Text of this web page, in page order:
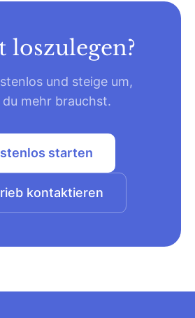
loszulegen?
und steige um,
mehr brauchst.
starten
kontaktieren